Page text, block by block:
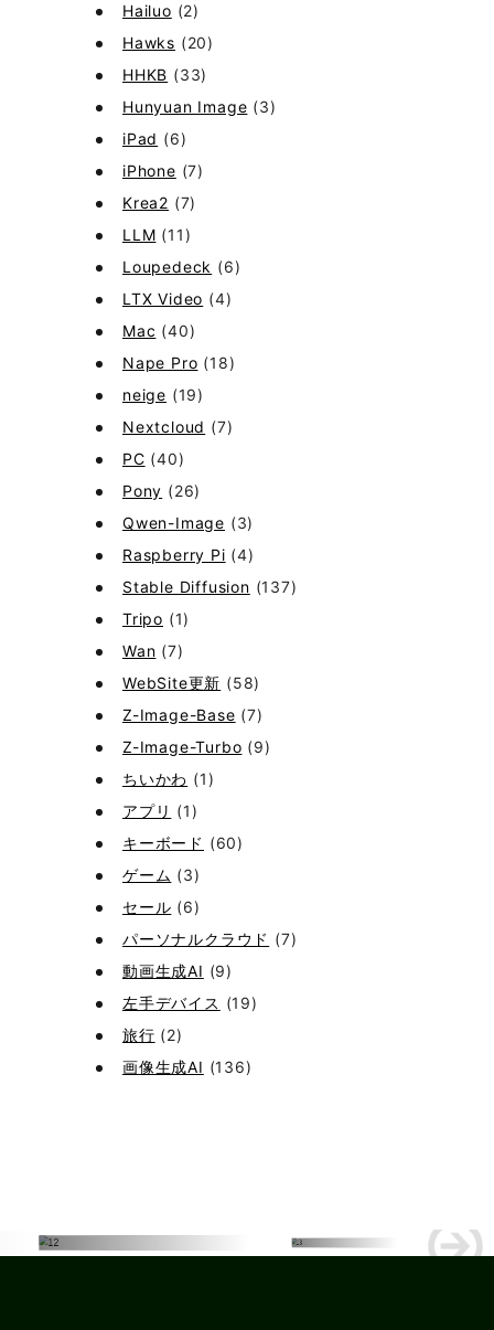
Hailuo (2)
Hawks (20)
HHKB (33)
Hunyuan Image (3)
iPad (6)
iPhone (7)
Krea2 (7)
LLM (11)
Loupedeck (6)
LTX Video (4)
Mac (40)
Nape Pro (18)
neige (19)
Nextcloud (7)
PC (40)
Pony (26)
Qwen-Image (3)
Raspberry Pi (4)
Stable Diffusion (137)
Tripo (1)
Wan (7)
WebSite更新 (58)
Z-Image-Base (7)
Z-Image-Turbo (9)
ちいかわ (1)
アプリ (1)
キーボード (60)
ゲーム (3)
セール (6)
パーソナルクラウド (7)
動画生成AI (9)
左手デバイス (19)
旅行 (2)
画像生成AI (136)